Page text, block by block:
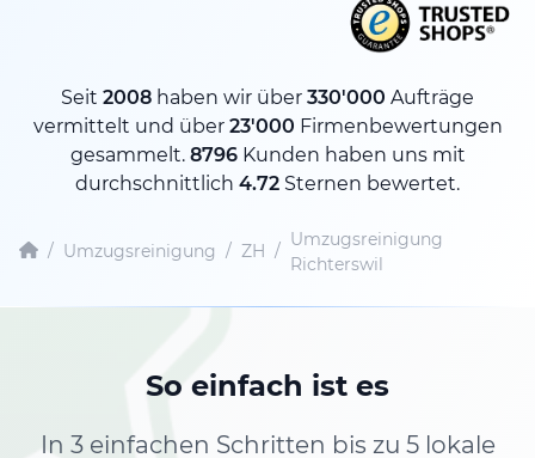
Seit 2008 haben wir über 330'000 Aufträge
vermittelt und über 23'000 Firmenbewertungen
gesammelt. 8796Kunden haben uns mit
durchschnittlich 4.72 Sternen bewertet.
/ Umzugsreinigung / ZH /
Umzugsreinigung
Richterswil
So einfach ist es
In 3 einfachen Schritten bis zu 5 lokale